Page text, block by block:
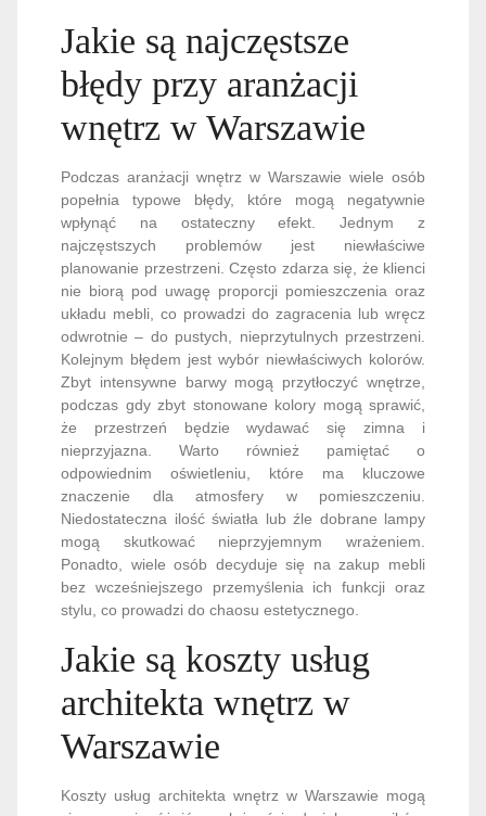
Jakie są najczęstsze
błędy przy aranżacji
wnętrz w Warszawie
Podczas aranżacji wnętrz w Warszawie wiele osób
popełnia typowe błędy, które mogą negatywnie
wpłynąć na ostateczny efekt. Jednym z
najczęstszych problemów jest niewłaściwe
planowanie przestrzeni. Często zdarza się, że klienci
nie biorą pod uwagę proporcji pomieszczenia oraz
układu mebli, co prowadzi do zagracenia lub wręcz
odwrotnie – do pustych, nieprzytulnych przestrzeni.
Kolejnym błędem jest wybór niewłaściwych kolorów.
Zbyt intensywne barwy mogą przytłoczyć wnętrze,
podczas gdy zbyt stonowane kolory mogą sprawić,
że przestrzeń będzie wydawać się zimna i
nieprzyjazna. Warto również pamiętać o
odpowiednim oświetleniu, które ma kluczowe
znaczenie dla atmosfery w pomieszczeniu.
Niedostateczna ilość światła lub źle dobrane lampy
mogą skutkować nieprzyjemnym wrażeniem.
Ponadto, wiele osób decyduje się na zakup mebli
bez wcześniejszego przemyślenia ich funkcji oraz
stylu, co prowadzi do chaosu estetycznego.
Jakie są koszty usług
architekta wnętrz w
Warszawie
Koszty usług architekta wnętrz w Warszawie mogą